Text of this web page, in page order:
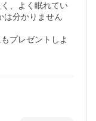
、よく眠れてい
は分かりません
プレゼントしよ